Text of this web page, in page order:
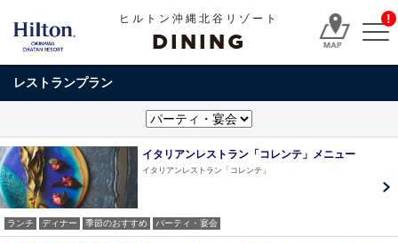
ヒルトン沖縄北谷リゾート
DINING
!
レストランプラン
イタリアンレストラン「コレンテ」メニュー
イタリアンレストラン「コレンテ」
ランチ ディナー 季節のおすすめ パーティ・宴会